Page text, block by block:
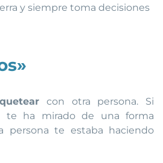
y siempre toma decisiones
con otra persona. Si
te ha mirado de una forma
persona te estaba haciendo